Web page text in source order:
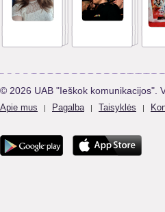
© 2026 UAB "Ieškok komunikacijos".
Apie mus | Pagalba | Taisyklės |